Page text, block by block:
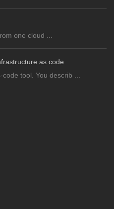
one cloud ...
as code
tool. You describ ...